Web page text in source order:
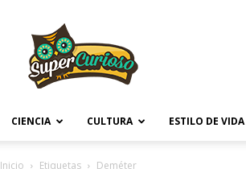
CIENCIA CULTURA ESTILO DE VIDA
Inicio Etiquetas Deméter